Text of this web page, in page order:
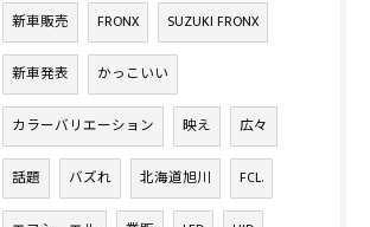
新車販売 FRONX SUZUKI FRONX
新車発表 かっこいい
カラーバリエーション 映え 広々
話題 バズれ 北海道旭川 FCL.